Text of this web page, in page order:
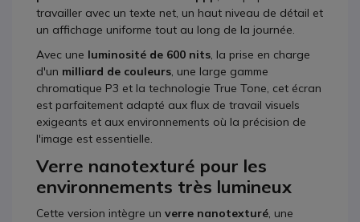
travailler avec un texte net, un haut niveau de détail et
un affichage uniforme tout au long de la journée.
Avec une luminosité de 600 nits, la prise en charge
d'un milliard de couleurs, une large gamme
chromatique P3 et la technologie True Tone, cet écran
est parfaitement adapté aux flux de travail visuels
exigeants et aux environnements où la précision de
l'image est essentielle.
Verre nanotexturé pour les
environnements très lumineux
Cette version intègre un verre nanotexturé, une